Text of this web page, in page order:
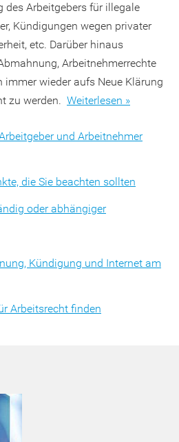
des Arbeitgebers für illegale
Kündigungen wegen privater
etc. Darüber hinaus
Arbeitnehmerrechte
immer wieder aufs Neue Klärung
zu werden. Weiterlesen »
und Arbeitnehmer
die Sie beachten sollten
oder abhängiger
Kündigung und Internet am
Arbeitsrecht finden